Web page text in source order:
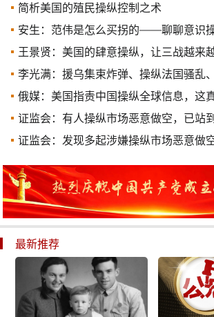
简析美国的殖民操纵控制之术
安生：范伟是怎么买拐的——聊聊意识
王景贤：美国的肆意操纵，让三战越来
李光满：援乌集束炸弹、操纵法国骚乱、向台当局出售布雷系统，美国
俄媒：美国指责中国操纵全球信息，这
证监会：有人操纵市场恶意做空，已站到全
证监会：发现多起涉嫌操纵市场恶意做
最新推荐